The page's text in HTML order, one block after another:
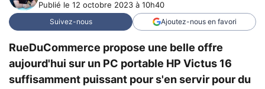
Publié le 12 octobre 2023 à 10h40
Suivez-nous Ajoutez-nous en favori
RueDuCommerce propose une belle offre
aujourd'hui sur un PC portable HP Victus 16
suffisamment puissant pour s'en servir pour du